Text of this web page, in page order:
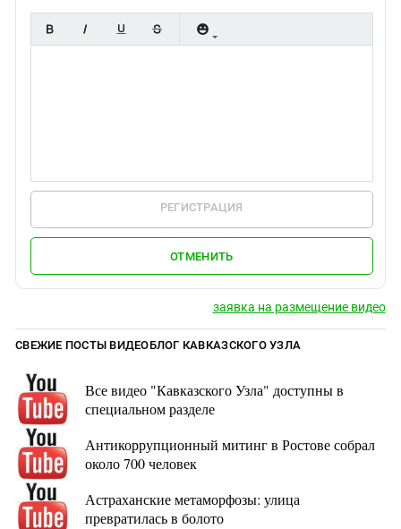
РЕГИСТРАЦИЯ
ОТМЕНИТЬ
заявка на размещение видео
СВЕЖИЕ ПОСТЫ ВИДЕОБЛОГ КАВКАЗСКОГО УЗЛА
Все видео "Кавказского Узла" доступны в
специальном разделе
Антикоррупционный митинг в Ростове собрал
около 700 человек
Астраханские метаморфозы: улица
превратилась в болото